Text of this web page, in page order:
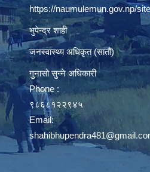
https://naumulemun.gov.np/
भुपेन्द्र शाही
जनस्वास्थ्य अधिकृत (सातौं)
गुनासो सुन्ने अधिकारी
Phone :
९८६८१२२९४५
Email: